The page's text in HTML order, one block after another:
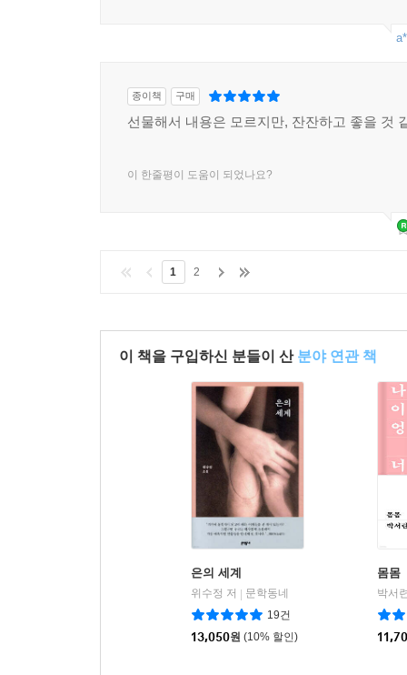
종이책 구매
선물해서 내용은 모르지만, 잔잔하고 좋을 것
이 한줄평이 도움이 되었나요?
1 2
이 책을 구입하신 분들이 산 분야 연관 책
은의 세계
위수정 저
문학동네
19건
13,050원 (10% 할인)
몸몸
박서